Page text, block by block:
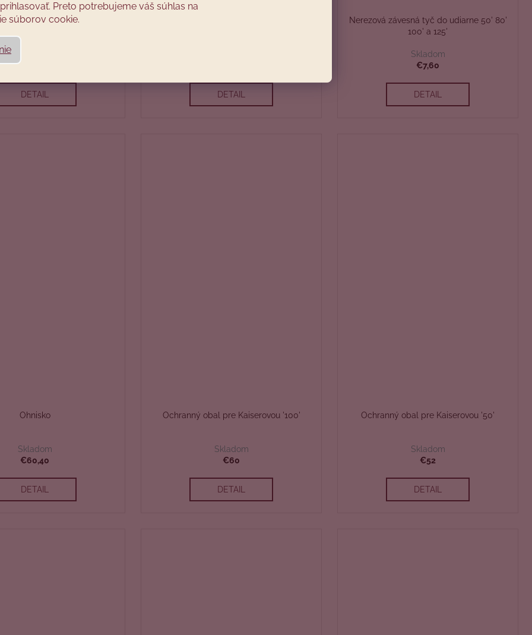
Preto potrebujeme váš súhlas na
súborov cookie.
k udiarni 50 a 100
DETAIL DETAIL
Nerezová závesná tyč do udiarne 50' 80'
100' a 125'
Skladom
€7,60
DETAIL
Ohnisko
Skladom
€60,40
DETAIL
Ochranný obal pre Kaiserovou '100'
Skladom
€60
DETAIL
Ochranný obal pre Kaiserovou '50'
Skladom
€52
DETAIL